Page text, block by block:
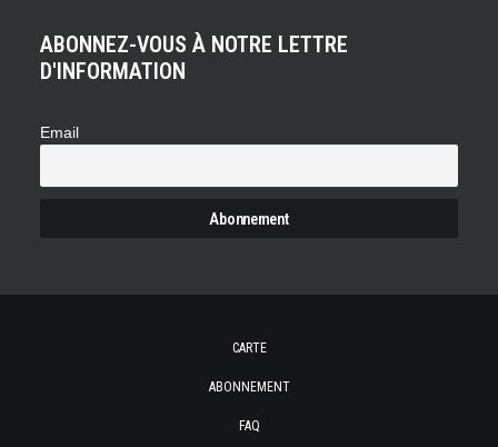
ABONNEZ-VOUS À NOTRE LETTRE
D'INFORMATION
Email
CARTE
ABONNEMENT
FAQ